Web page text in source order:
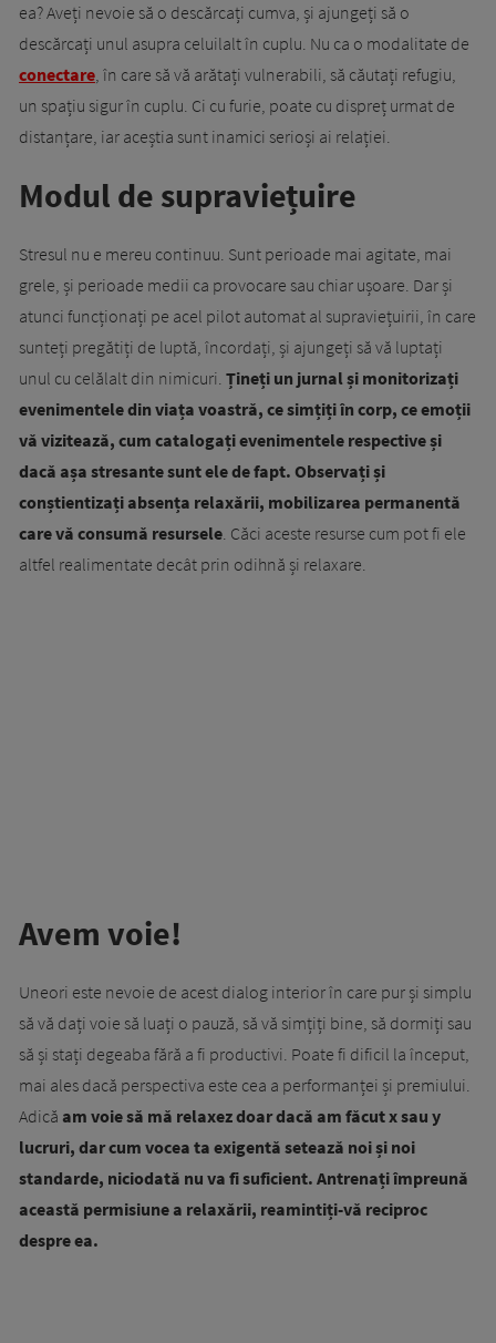
ea? Aveți nevoie să o descărcați cumva, și ajungeți să o
descărcați unul asupra celuilalt în cuplu. Nu ca o modalitate de
conectare, în care să vă arătați vulnerabili, să căutați refugiu,
un spațiu sigur în cuplu. Ci cu furie, poate cu dispreț urmat de
distanțare, iar aceștia sunt inamici serioși ai relației.
Modul de supraviețuire
Stresul nu e mereu continuu. Sunt perioade mai agitate, mai
grele, și perioade medii ca provocare sau chiar ușoare. Dar și
atunci funcționați pe acel pilot automat al supraviețuirii, în care
sunteți pregătiți de luptă, încordați, și ajungeți să vă luptați
unul cu celălalt din nimicuri. Țineți un jurnal și monitorizați
evenimentele din viața voastră, ce simțiți în corp, ce emoții
vă vizitează, cum catalogați evenimentele respective și
dacă așa stresante sunt ele de fapt. Observați și
conștientizați absența relaxării, mobilizarea permanentă
care vă consumă resursele. Căci aceste resurse cum pot fi ele
altfel realimentate decât prin odihnă și relaxare.
Avem voie!
Uneori este nevoie de acest dialog interior în care pur și simplu
să vă dați voie să luați o pauză, să vă simțiți bine, să dormiți sau
să și stați degeaba fără a fi productivi. Poate fi dificil la început,
mai ales dacă perspectiva este cea a performanței și premiului.
Adică am voie să mă relaxez doar dacă am făcut x sau y
lucruri, dar cum vocea ta exigentă setează noi și noi
standarde, niciodată nu va fi suficient. Antrenați împreună
această permisiune a relaxării, reamintiți-vă reciproc
despre ea.